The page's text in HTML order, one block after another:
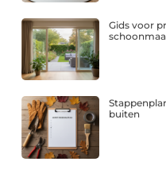
Gids voor
buiten